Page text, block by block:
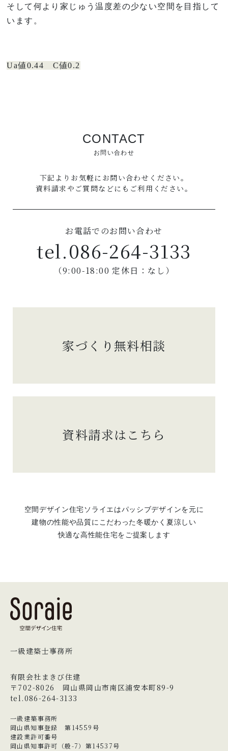
そして何より家じゅう温度差の少ない空間を目指して
います。
Ua値0.44 C値0.2
CONTACT
お問い合わせ
下記よりお気軽にお問い合わせください。
資料請求やご質問などにもご利用ください。
お電話でのお問い合わせ
tel.086-264-3133
（9:00-18:00 定休日：なし）
家づくり無料相談
資料請求はこちら
空間デザイン住宅ソライエはパッシブデザインを元に
建物の性能や品質にこだわった冬暖かく夏涼しい
快適な高性能住宅をご提案します
一級建築士事務所
有限会社まきび住建
〒702-8026 岡山県岡山市南区浦安本町89-9
tel.086-264-3133
一級建築事務所
岡山県知事登録 第14559号
建設業許可番号
岡山県知事許可（般-7）第14537号